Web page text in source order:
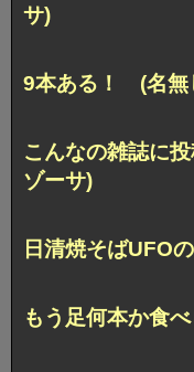
サ)
9本ある！ (名無
こんなの雑誌に
ゾーサ)
日清焼そばUFO
もう足何本か食